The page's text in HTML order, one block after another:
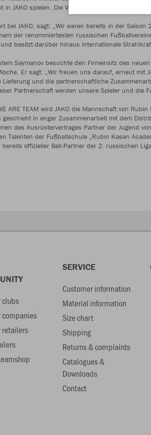
JAKO spielen. Die Vertragslaufzeit beträgt drei
bei JAKO, sagt: „Wir waren bereits in der
der renommiertesten russischen
besitzt darüber hinaus internationale
Saymanov besuchte den Firmensitz des
Er sagt: „Wir freuen uns darauf, erneut mit
und die partnerschaftliche
Partnerschaft werden unsere Spieler und die
ARE TEAM wird JAKO die Mannschaft von
in enger Zusammenarbeit mit dem
des Ausrüstervertrages Partner der Jugend
Talenten der Fußballschule „Rubin Kasan
offizieller Ball-Partner der 2. russischen
clubs
companies
retailers
SERVICE
Customer information
Material information
Size chart
Shipping
Returns & complaints
Catalogues &
Downloads
Contact